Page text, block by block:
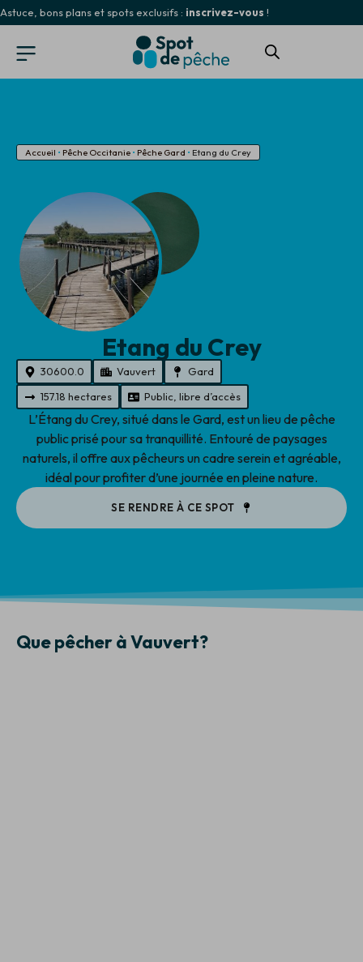
Astuce, bons plans et spots exclusifs : inscrivez-vous !
Accueil • Pêche Occitanie • Pêche Gard • Etang du Crey
Etang du Crey
30600.0 Vauvert
Gard
157.18 hectares
Public, libre d’accès
L’Étang du Crey, situé dans le Gard, est un lieu de pêche
public prisé pour sa tranquillité. Entouré de paysages
naturels, il offre aux pêcheurs un cadre serein et agréable,
idéal pour profiter d’une journée en pleine nature.
SE RENDRE À CE SPOT
Que pêcher à Vauvert?